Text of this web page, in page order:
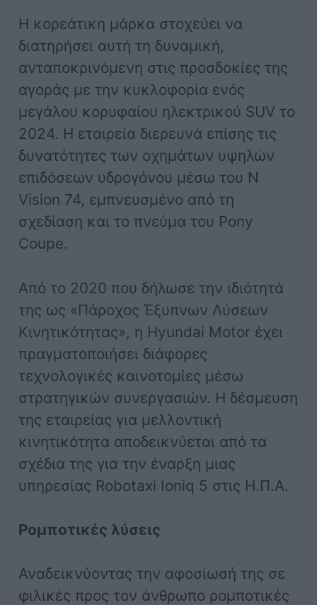
Η κορεάτικη μάρκα στοχεύει να
διατηρήσει αυτή τη δυναμική,
ανταποκρινόμενη στις προσδοκίες της
αγοράς με την κυκλοφορία ενός
μεγάλου κορυφαίου ηλεκτρικού SUV το
2024. Η εταιρεία διερευνά επίσης τις
δυνατότητες των οχημάτων υψηλών
επιδόσεων υδρογόνου μέσω του N
Vision 74, εμπνευσμένο από τη
σχεδίαση και το πνεύμα του Pony
Coupe.
Από το 2020 που δήλωσε την ιδιότητά
της ως «Πάροχος Έξυπνων Λύσεων
Κινητικότητας», η Hyundai Motor έχει
πραγματοποιήσει διάφορες
τεχνολογικές καινοτομίες μέσω
στρατηγικών συνεργασιών. Η δέσμευση
της εταιρείας για μελλοντική
κινητικότητα αποδεικνύεται από τα
σχέδια της για την έναρξη μιας
υπηρεσίας Robotaxi Ioniq 5 στις Η.Π.Α.
Ρομποτικές λύσεις
Αναδεικνύοντας την αφοσίωσή της σε
φιλικές προς τον άνθρωπο ρομποτικές